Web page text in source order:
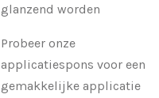
glanzend worden
Probeer onze
applicatiespons voor een
gemakkelijke applicatie